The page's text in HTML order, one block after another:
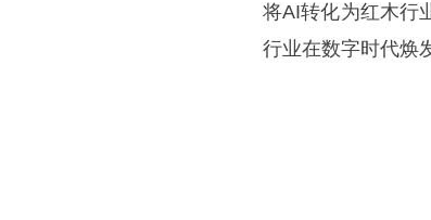
将AI转化为红木行
行业在数字时代焕